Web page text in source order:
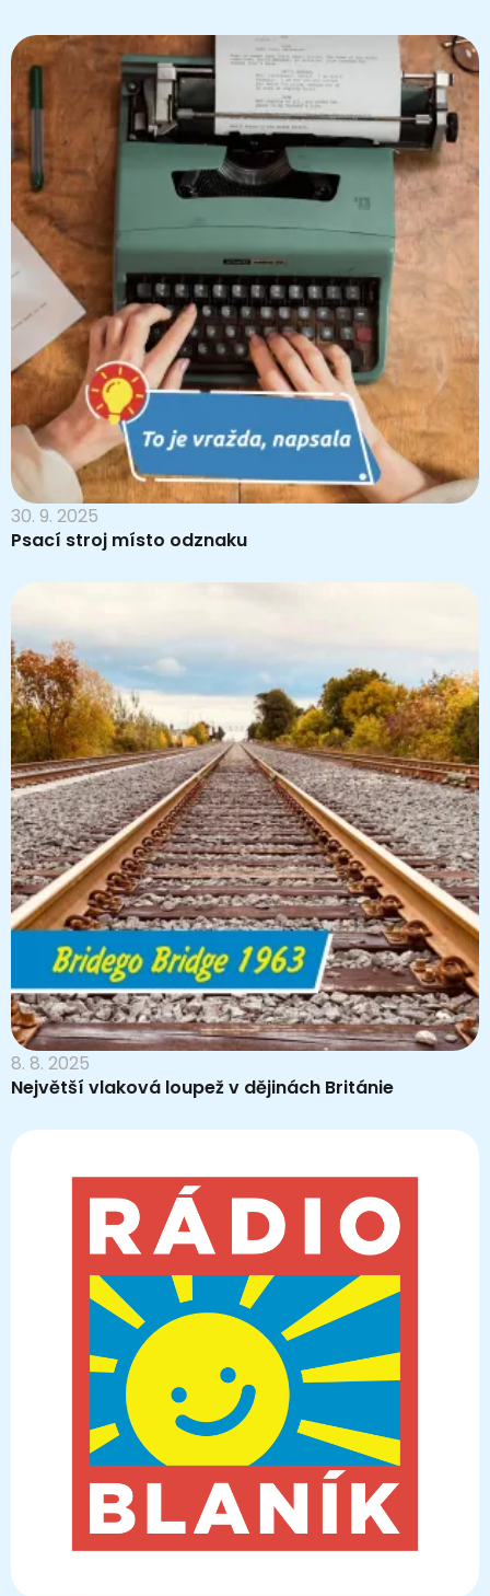
30. 9. 2025
Psací stroj místo odznaku
8. 8. 2025
Největší vlaková loupež v dějinách Británie